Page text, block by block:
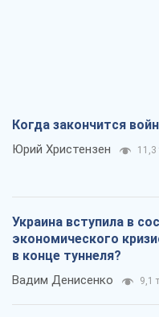
Когда закончится
Юрий Христензен 11,3
Украина вступила в
экономического
в конце туннеля?
Вадим Денисенко 9,1